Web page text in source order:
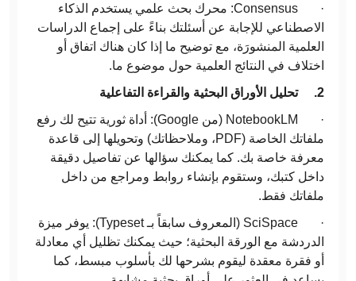
· Consensus: محرك بحث علمي يستخدم الذكاء
الاصطناعي للإجابة عن أسئلتك بناءً على إجماع الدراسات
العلمية المنشورَة، مع توضيح ما إذا كان هناك اتفاق أو
اختلاف في النتائج العلمية حول موضوع ما.
2.
تحليل الأوراق البحثية والقراءة التفاعلية
· NotebookLM (من Google): أداة ثورية تتيح لك رفع
ملفاتك الخاصة (PDF، وملاحظاتك) وتحويلها إلى قاعدة
معرفة خاصة بك. كما يمكنك سؤالها عن تفاصيل دقيقة
داخل كتبك، وستقوم بإنشاء روابط ومراجع من داخل
ملفاتك فقط.
· SciSpace (المعروف سابقاً بـ Typeset): يوفر ميزة
الدردشة مع الورقة البحثية؛ حيث يمكنك تظليل أي معادلة
أو فقرة معقدة ليقوم بشرحها لك بأسلوب مبسط، كما